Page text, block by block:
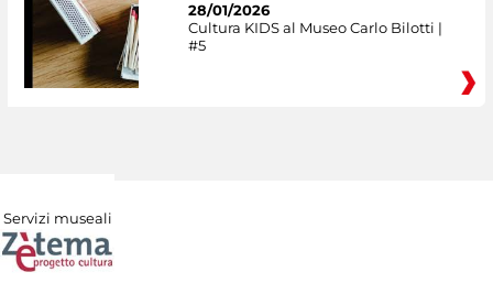
28/01/2026
Cultura KIDS al Museo Carlo Bilotti |
#5
Servizi museali